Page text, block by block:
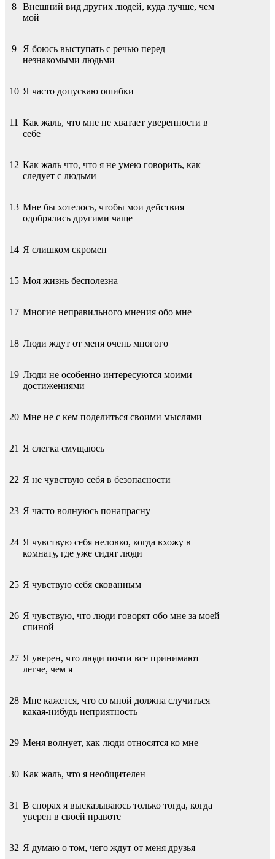
8
Внешний вид других людей, куда лучше, чем
мой
9
Я боюсь выступать с речью перед
незнакомыми людьми
10 Я часто допускаю ошибки
11 Как жаль, что мне не хватает уверенности в
себе
12 Как жаль что, что я не умею говорить, как
следует с людьми
13 Мне бы хотелось, чтобы мои действия
одобрялись другими чаще
14 Я слишком скромен
15 Моя жизнь бесполезна
17 Многие неправильного мнения обо мне
18 Люди ждут от меня очень многого
19 Люди не особенно интересуются моими
достижениями
20 Мне не с кем поделиться своими мыслями
21 Я слегка смущаюсь
22 Я не чувствую себя в безопасности
23 Я часто волнуюсь понапрасну
24 Я чувствую себя неловко, когда вхожу в
комнату, где уже сидят люди
25 Я чувствую себя скованным
26 Я чувствую, что люди говорят обо мне за моей
спиной
27 Я уверен, что люди почти все принимают
легче, чем я
28 Мне кажется, что со мной должна случиться
какая-нибудь неприятность
29 Меня волнует, как люди относятся ко мне
30 Как жаль, что я необщителен
31 В спорах я высказываюсь только тогда, когда
уверен в своей правоте
32 Я думаю о том, чего ждут от меня друзья